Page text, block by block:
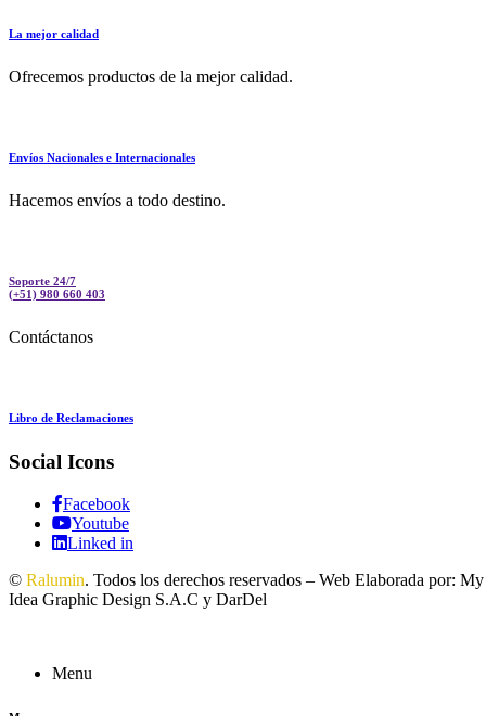
La mejor calidad
Ofrecemos productos de la mejor calidad.
Envíos Nacionales e Internacionales
Hacemos envíos a todo destino.
Soporte 24/7
(+51) 980 660 403
Contáctanos
Libro de Reclamaciones
Social Icons
Facebook
Youtube
Linked in
© Ralumin. Todos los derechos reservados – Web Elaborada por: My
Idea Graphic Design S.A.C y DarDel
Menu